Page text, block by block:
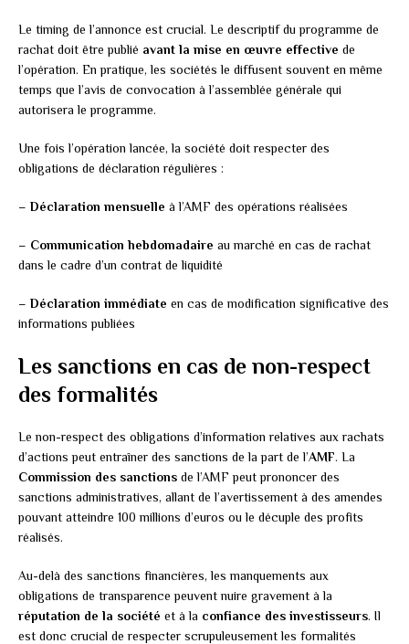
Le timing de l’annonce est crucial. Le descriptif du programme de
rachat doit être publié avant la mise en œuvre effective de
l’opération. En pratique, les sociétés le diffusent souvent en même
temps que l’avis de convocation à l’assemblée générale qui
autorisera le programme.
Une fois l’opération lancée, la société doit respecter des
obligations de déclaration régulières :
– Déclaration mensuelle à l’AMF des opérations réalisées
– Communication hebdomadaire au marché en cas de rachat
dans le cadre d’un contrat de liquidité
– Déclaration immédiate en cas de modification significative des
informations publiées
Les sanctions en cas de non-respect
des formalités
Le non-respect des obligations d’information relatives aux rachats
d’actions peut entraîner des sanctions de la part de l’AMF. La
Commission des sanctions de l’AMF peut prononcer des
sanctions administratives, allant de l’avertissement à des amendes
pouvant atteindre 100 millions d’euros ou le décuple des profits
réalisés.
Au-delà des sanctions financières, les manquements aux
obligations de transparence peuvent nuire gravement à la
réputation de la société et à la confiance des investisseurs. Il
est donc crucial de respecter scrupuleusement les formalités